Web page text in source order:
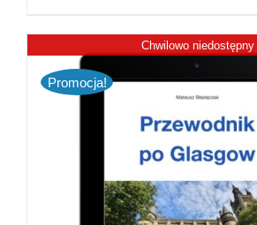
Chwilowo niedostępny
Promocja!